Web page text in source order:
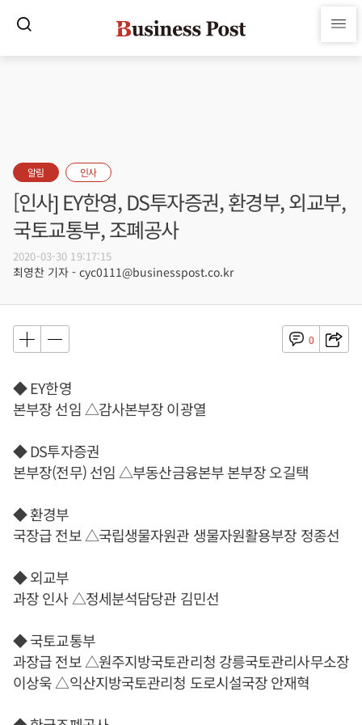
알림 인사
[인사] EY한영, DS투자증권, 환경부, 외교부,
국토교통부, 조폐공사
2020-03-30 19:17:15
최영찬 기자 - cyc0111@businesspost.co.kr
0
◆ EY한영
본부장 선임 △감사본부장 이광열
◆ DS투자증권
본부장(전무) 선임 △부동산금융본부 본부장 오길택
◆ 환경부
국장급 전보 △국립생물자원관 생물자원활용부장 정종선
◆ 외교부
과장 인사 △정세분석담당관 김민선
◆ 국토교통부
과장급 전보 △원주지방국토관리청 강릉국토관리사무소장
이상욱 △익산지방국토관리청 도로시설국장 안재혁